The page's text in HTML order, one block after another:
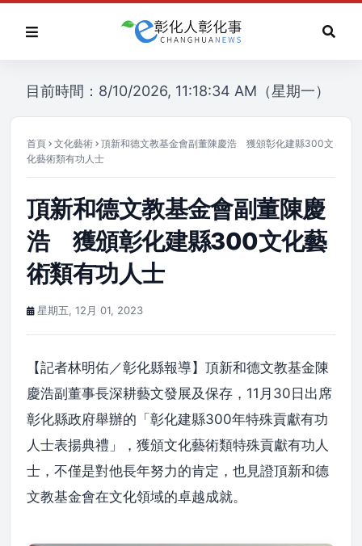
目前時間：8/10/2026, 11:18:34 AM（星期一）
首頁 文化藝術
頂新和德文教基金會副董陳慶浩 獲頒彰化建縣300文
化藝術類有功人士
頂新和德文教基金會副董陳慶
浩 獲頒彰化建縣300文化藝
術類有功人士
星期五, 12月 01, 2023
【記者林明佑／彰化縣報導】頂新和德文教基金陳
慶浩副董事長深耕藝文發展及保存，11月30日出席
彰化縣政府舉辦的「彰化建縣300年特殊貢獻有功
人士表揚典禮」，獲頒文化藝術類特殊貢獻有功人
士，不僅是對他長年努力的肯定，也見證頂新和德
文教基金會在文化領域的卓越成就。